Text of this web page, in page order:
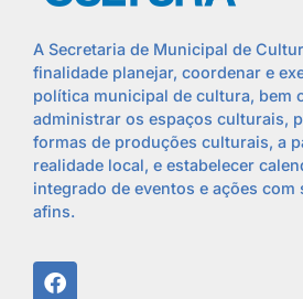
A Secretaria de Municipal de
finalidade planejar, coordenar e
política municipal de cultura, bem
administrar os espaços culturais,
formas de produções culturais, a
realidade local, e estabelecer
integrado de eventos e ações com
afins.